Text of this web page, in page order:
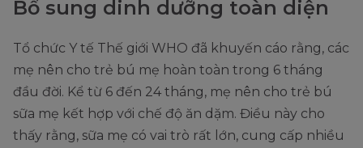
Bổ sung dinh dưỡng toàn diện
Tổ chức Y tế Thế giới WHO đã khuyến cáo rằng, các
mẹ nên cho trẻ bú mẹ hoàn toàn trong 6 tháng
đầu đời. Kể từ 6 đến 24 tháng, mẹ nên cho trẻ bú
sữa mẹ kết hợp với chế độ ăn dặm. Điều này cho
thấy rằng, sữa mẹ có vai trò rất lớn, cung cấp nhiều